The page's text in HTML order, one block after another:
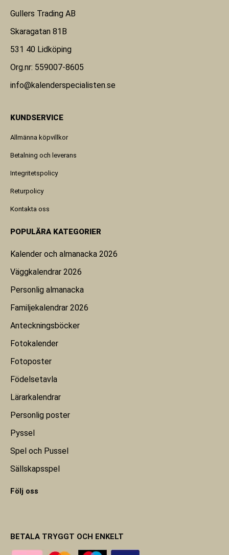
Gullers Trading AB
Skaragatan 81B
531 40 Lidköping
Org.nr: 559007-8605
info@kalenderspecialisten.se
KUNDSERVICE
Allmänna köpvillkor
Betalning och leverans
Integritetspolicy
Returpolicy
Kontakta oss
POPULÄRA KATEGORIER
Kalender och almanacka 2026
Väggkalendrar 2026
Personlig almanacka
Familjekalendrar 2026
Anteckningsböcker
Fotokalender
Fotoposter
Födelsetavla
Lärarkalendrar
Personlig poster
Pyssel
Spel och Pussel
Sällskapsspel
Följ oss
BETALA TRYGGT OCH ENKELT